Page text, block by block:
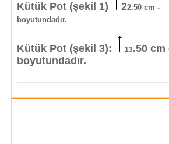
Kütük Pot (şekil 1) 22.50cm -
boyutundadır.
Kütük Pot (şekil 3): 13.50 cm
boyutundadır.